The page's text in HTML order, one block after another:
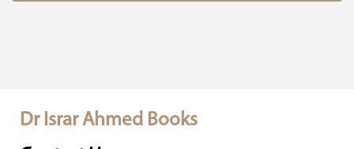
Dr Israr Ahmed Books